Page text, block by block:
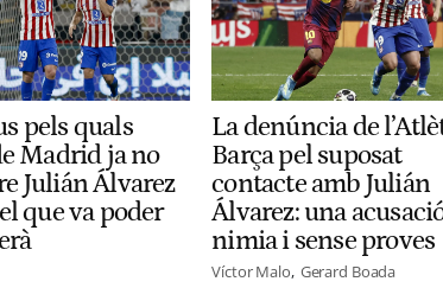
pels quals
Madrid ja no
Julián Álvarez
que va poder
La denúncia de
Barça pel suposat
contacte amb Julián
Álvarez: una
nimia i sense proves
Víctor Malo Gerard Boada